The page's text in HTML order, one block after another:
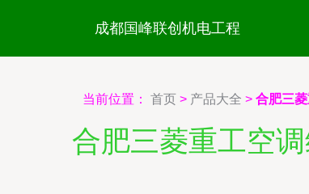
成都国峰联创机电工程
当前位置： 首页 > 产品大全 > 合肥三
合肥三菱重工空